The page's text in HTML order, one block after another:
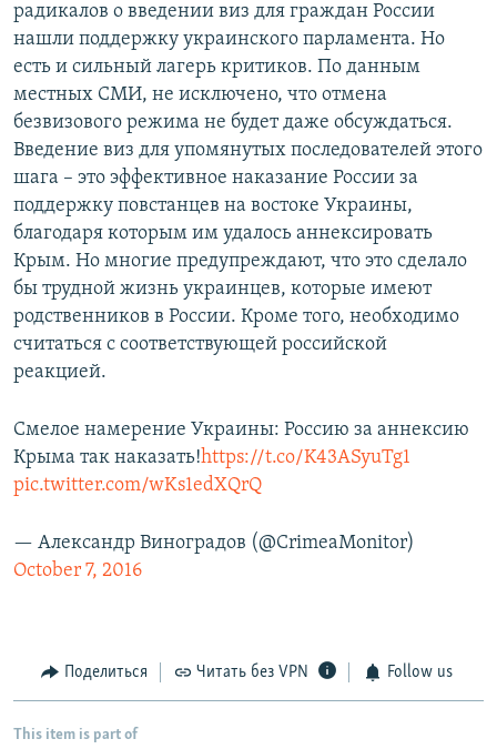
радикалов о введении виз для граждан России
нашли поддержку украинского парламента. Но
есть и сильный лагерь критиков. По данным
местных СМИ, не исключено, что отмена
безвизового режима не будет даже обсуждаться.
Введение виз для упомянутых последователей этого
шага – это эффективное наказание России за
поддержку повстанцев на востоке Украины,
благодаря которым им удалось аннексировать
Крым. Но многие предупреждают, что это сделало
бы трудной жизнь украинцев, которые имеют
родственников в России. Кроме того, необходимо
считаться с соответствующей российской
реакцией.
Смелое намерение Украины: Россию за аннексию
Крыма так наказать!https://t.co/K43ASyuTg1
pic.twitter.com/wKs1edXQrQ
— Александр Виноградов (@CrimeaMonitor)
October 7, 2016
Поделиться Читать без VPN Follow us
This item is part of